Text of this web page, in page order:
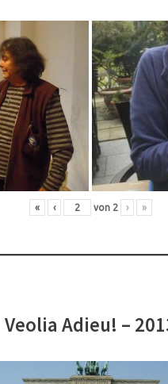
« ‹ von 2 › »
Veolia Adieu! –